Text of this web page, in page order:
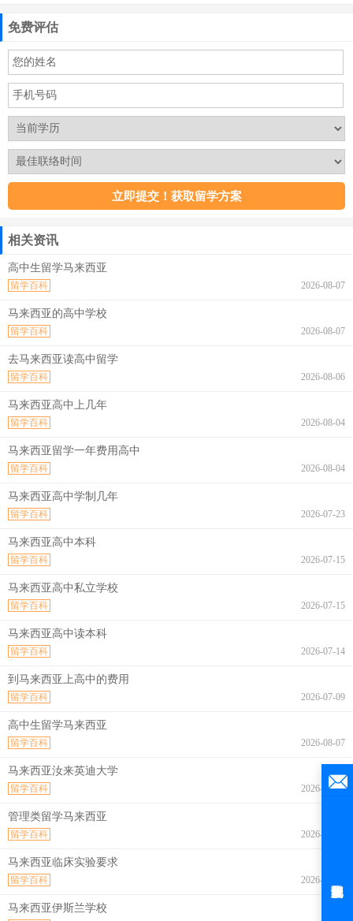
免费评估
相关资讯
高中生留学马来西亚
2026-08-07
留学百科
马来西亚的高中学校
2026-08-07
留学百科
去马来西亚读高中留学
2026-08-06
留学百科
马来西亚高中上几年
2026-08-04
留学百科
马来西亚留学一年费用高中
2026-08-04
留学百科
马来西亚高中学制几年
2026-07-23
留学百科
马来西亚高中本科
2026-07-15
留学百科
马来西亚高中私立学校
2026-07-15
留学百科
马来西亚高中读本科
2026-07-14
留学百科
到马来西亚上高中的费用
2026-07-09
留学百科
高中生留学马来西亚
2026-08-07
留学百科
马来西亚汝来英迪大学
2026-08-07
留学百科
管理类留学马来西亚
2026-08-07
留学百科
马来西亚临床实验要求
2026-08-07
留学百科
马来西亚伊斯兰学校